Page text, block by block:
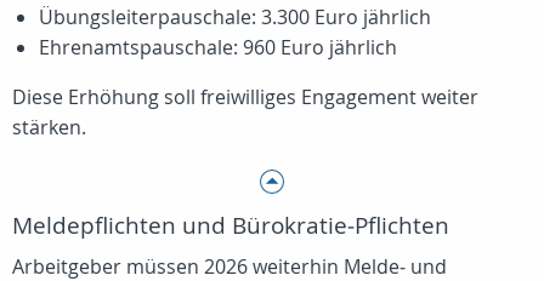
Übungsleiterpauschale: 3.300 Euro jährlich
Ehrenamtspauschale: 960 Euro jährlich
Diese Erhöhung soll freiwilliges Engagement weiter
stärken.
Meldepflichten und Bürokratie‑Pflichten
Arbeitgeber müssen 2026 weiterhin Melde‑ und